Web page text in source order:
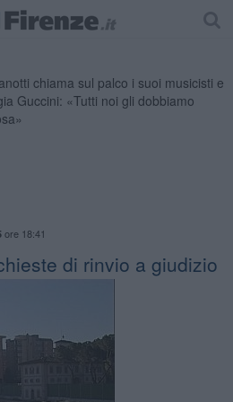
ore 18:41
di rinvio a giudizio